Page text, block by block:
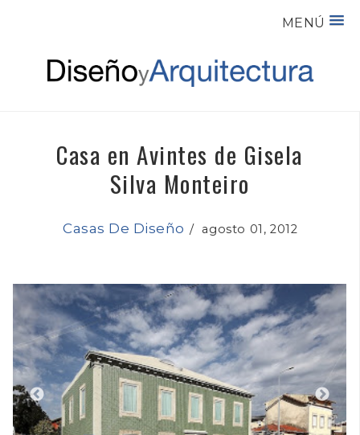
MENÚ
Casa en Avintes de Gisela
Silva Monteiro
Casas De Diseño / agosto 01, 2012